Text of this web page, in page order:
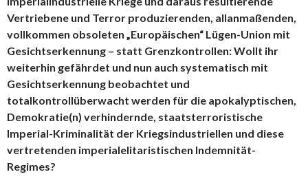
Vertriebene und Terror produzierenden, allanmaßenden,
vollkommen obsoleten „Europäischen“ Lügen-Union mit
Gesichtserkennung – statt Grenzkontrollen: Wollt ihr
weiterhin gefährdet und nun auch systematisch mit
Gesichtserkennung beobachtet und
totalkontrollüberwacht werden für die apokalyptischen,
Demokratie(n) verhindernde, staatsterroristische
Imperial-Kriminalität der Kriegsindustriellen und diese
vertretenden imperialelitaristischen Indemnität-
Regimes?